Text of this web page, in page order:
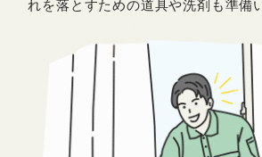
れを落とすための道具や洗剤も準備